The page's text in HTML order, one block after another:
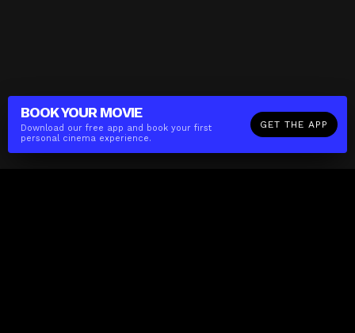
BOOK YOUR MOVIE
Download our free app and book your first
personal cinema experience.
GET THE APP